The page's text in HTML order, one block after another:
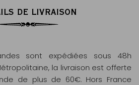
DE LIVRAISON
sont expédiées sous 48h
la livraison est offerte
de plus de 60€. Hors France